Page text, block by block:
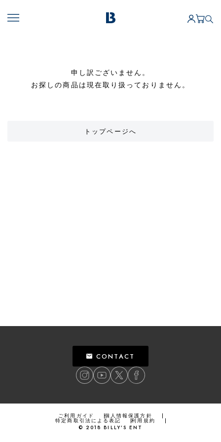
申し訳ございません。
お探しの商品は現在取り扱っておりません。
トップページへ
CONTACT
ご利用ガイド 個人情報保護方針
特定商取引法による表記
利用規約
© 2018 BILLY’S ENT